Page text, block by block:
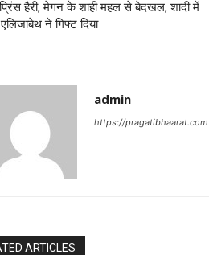
हैरी, मेगन के शाही महल से बेदखल, शादी में
एलिजाबेथ ने गिफ्ट दिया
admin
https://pragatibhaarat.com
ARTICLES